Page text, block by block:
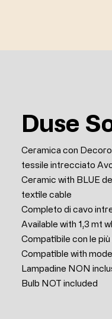
Duse
Ceramica con
tessile intrecciato
Ceramic with BLUE
textile cable
Completo di cavo
Available with 1,3 mt
Compatibile con le
Compatible with
Lampadine NON
Bulb NOT included